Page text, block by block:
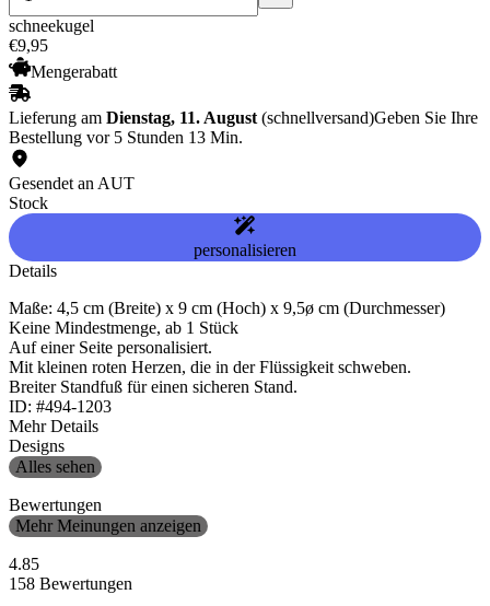
schneekugel
€9,95
Mengerabatt
Lieferung am Dienstag, 11. August (schnellversand)Geben Sie Ihre
Bestellung vor 5 Stunden 13 Min.
Gesendet an AUT
Stock
personalisieren
Details
Maße: 4,5 cm (Breite) x 9 cm (Hoch) x 9,5ø cm (Durchmesser)
Keine Mindestmenge, ab 1 Stück
Auf einer Seite personalisiert.
Mit kleinen roten Herzen, die in der Flüssigkeit schweben.
Breiter Standfuß für einen sicheren Stand.
ID: #494-1203
Mehr Details
Designs
Alles sehen
Bewertungen
Mehr Meinungen anzeigen
4.85
158 Bewertungen